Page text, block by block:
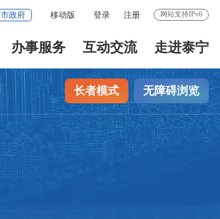
市政府 移动版 登录 注册 网站支持IPv6
办事服务 互动交流 走进泰宁
长者模式 无障碍浏览